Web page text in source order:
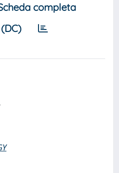
completa